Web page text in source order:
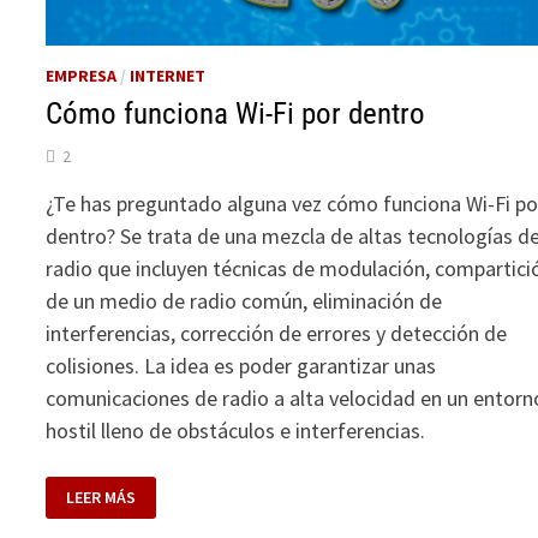
EMPRESA / INTERNET
Cómo funciona Wi-Fi por dentro
2
¿Te has preguntado alguna vez cómo funciona Wi-Fi
dentro? Se trata de una mezcla de altas tecnologías
radio que incluyen técnicas de modulación,
de un medio de radio común, eliminación de
interferencias, corrección de errores y detección de
colisiones. La idea es poder garantizar unas
comunicaciones de radio a alta velocidad en un
hostil lleno de obstáculos e interferencias.
FUNCIONA
WI-
LEER MÁS